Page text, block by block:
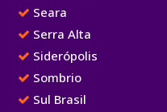
Seara
Serra Alta
Siderópolis
Sombrio
Sul Brasil